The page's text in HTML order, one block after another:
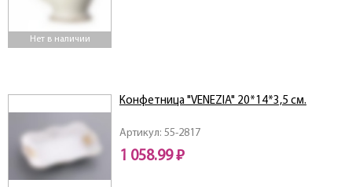
Нет в наличии
Артикул: 55-2817
Конфетница "VENEZIA" 20*14*3,5 см.
1 058.99 ₽